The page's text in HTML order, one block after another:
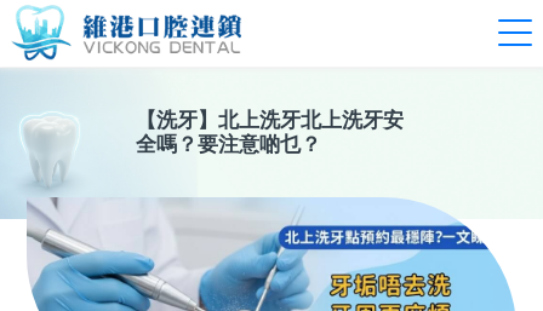
【洗牙】 北上洗牙北上洗牙安
全嗎？要注意啲乜？